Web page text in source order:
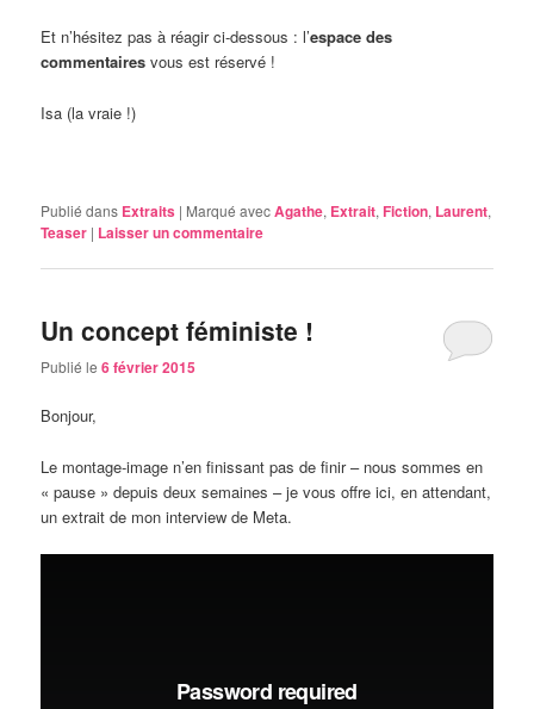
Et n’hésitez pas à réagir ci-dessous : l’espace des
commentaires vous est réservé !
Isa (la vraie !)
Publié dans Extraits | Marqué avecAgathe, Extrait,Fiction, Laurent,
Teaser | Laisser un commentaire
Un concept féministe !
Publié le6 février 2015
Bonjour,
Le montage-image n’en finissant pas de finir – nous sommes en
« pause » depuis deux semaines – je vous offre ici, en attendant,
un extrait de mon interview de Meta.